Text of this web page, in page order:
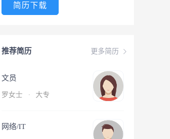
简历下载
更多简历
推荐简历
文员
罗女士 · 大专
网络/IT